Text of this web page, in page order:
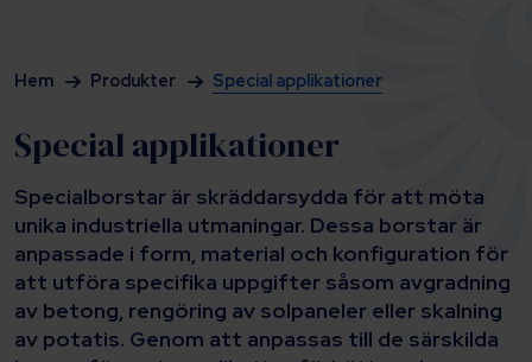
Hem Produkter Special applikationer
Special applikationer
Specialborstar är skräddarsydda för att möta
unika industriella utmaningar. Dessa borstar är
anpassade i form, material och konfiguration för
att utföra specifika uppgifter såsom avgradning
av betong, rengöring av solpaneler eller skalning
av potatis. Genom att anpassas till de särskilda